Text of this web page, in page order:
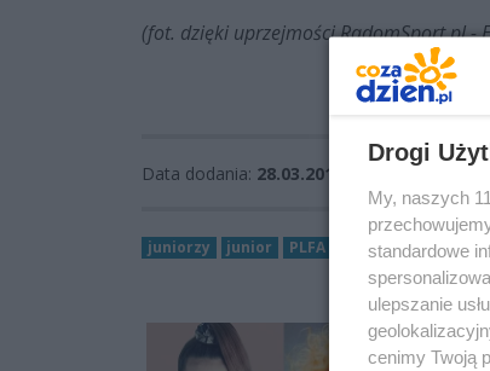
(fot. dzięki uprzejmości RadomSport.pl -
Data dodania: 28.03.2017 09:31
juniorzy junior PLFA II
Drogi
My, naszych
standardowe
ulepszanie
cenimy Twoją